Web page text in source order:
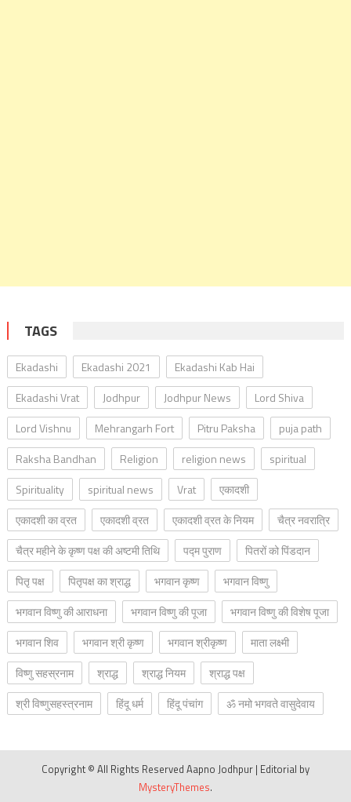
TAGS
Ekadashi Ekadashi 2021
Ekadashi Kab Hai
Ekadashi Vrat
Jodhpur Jodhpur News
Lord Shiva
Lord Vishnu
Mehrangarh Fort Pitru Paksha
puja path
Raksha Bandhan
Religion religion news
spiritual
Spirituality
spiritual news Vrat
एकादशी
एकादशी का व्रत
एकादशी व्रत एकादशी व्रत के नियम
चैत्र नवरात्रि
चैत्र महीने के कृष्ण पक्ष की अष्टमी तिथि
पद्म पुराण
पितरों को पिंडदान
पितृ पक्ष
पितृपक्ष का श्राद्ध भगवान कृष्ण
भगवान विष्णु
भगवान विष्णु की आराधना
भगवान विष्णु की पूजा
भगवान विष्णु की विशेष पूजा
भगवान शिव
भगवान श्री कृष्ण भगवान श्रीकृष्ण
माता लक्ष्मी
विष्णु सहस्रनाम
श्राद्ध श्राद्ध नियम
श्राद्ध पक्ष
श्री विष्णुसहस्त्रनाम
हिंदू धर्म हिंदू पंचांग ॐ नमो भगवते वासुदेवाय
Copyright © All Rights Reserved Aapno Jodhpur | Editorial by
MysteryThemes.